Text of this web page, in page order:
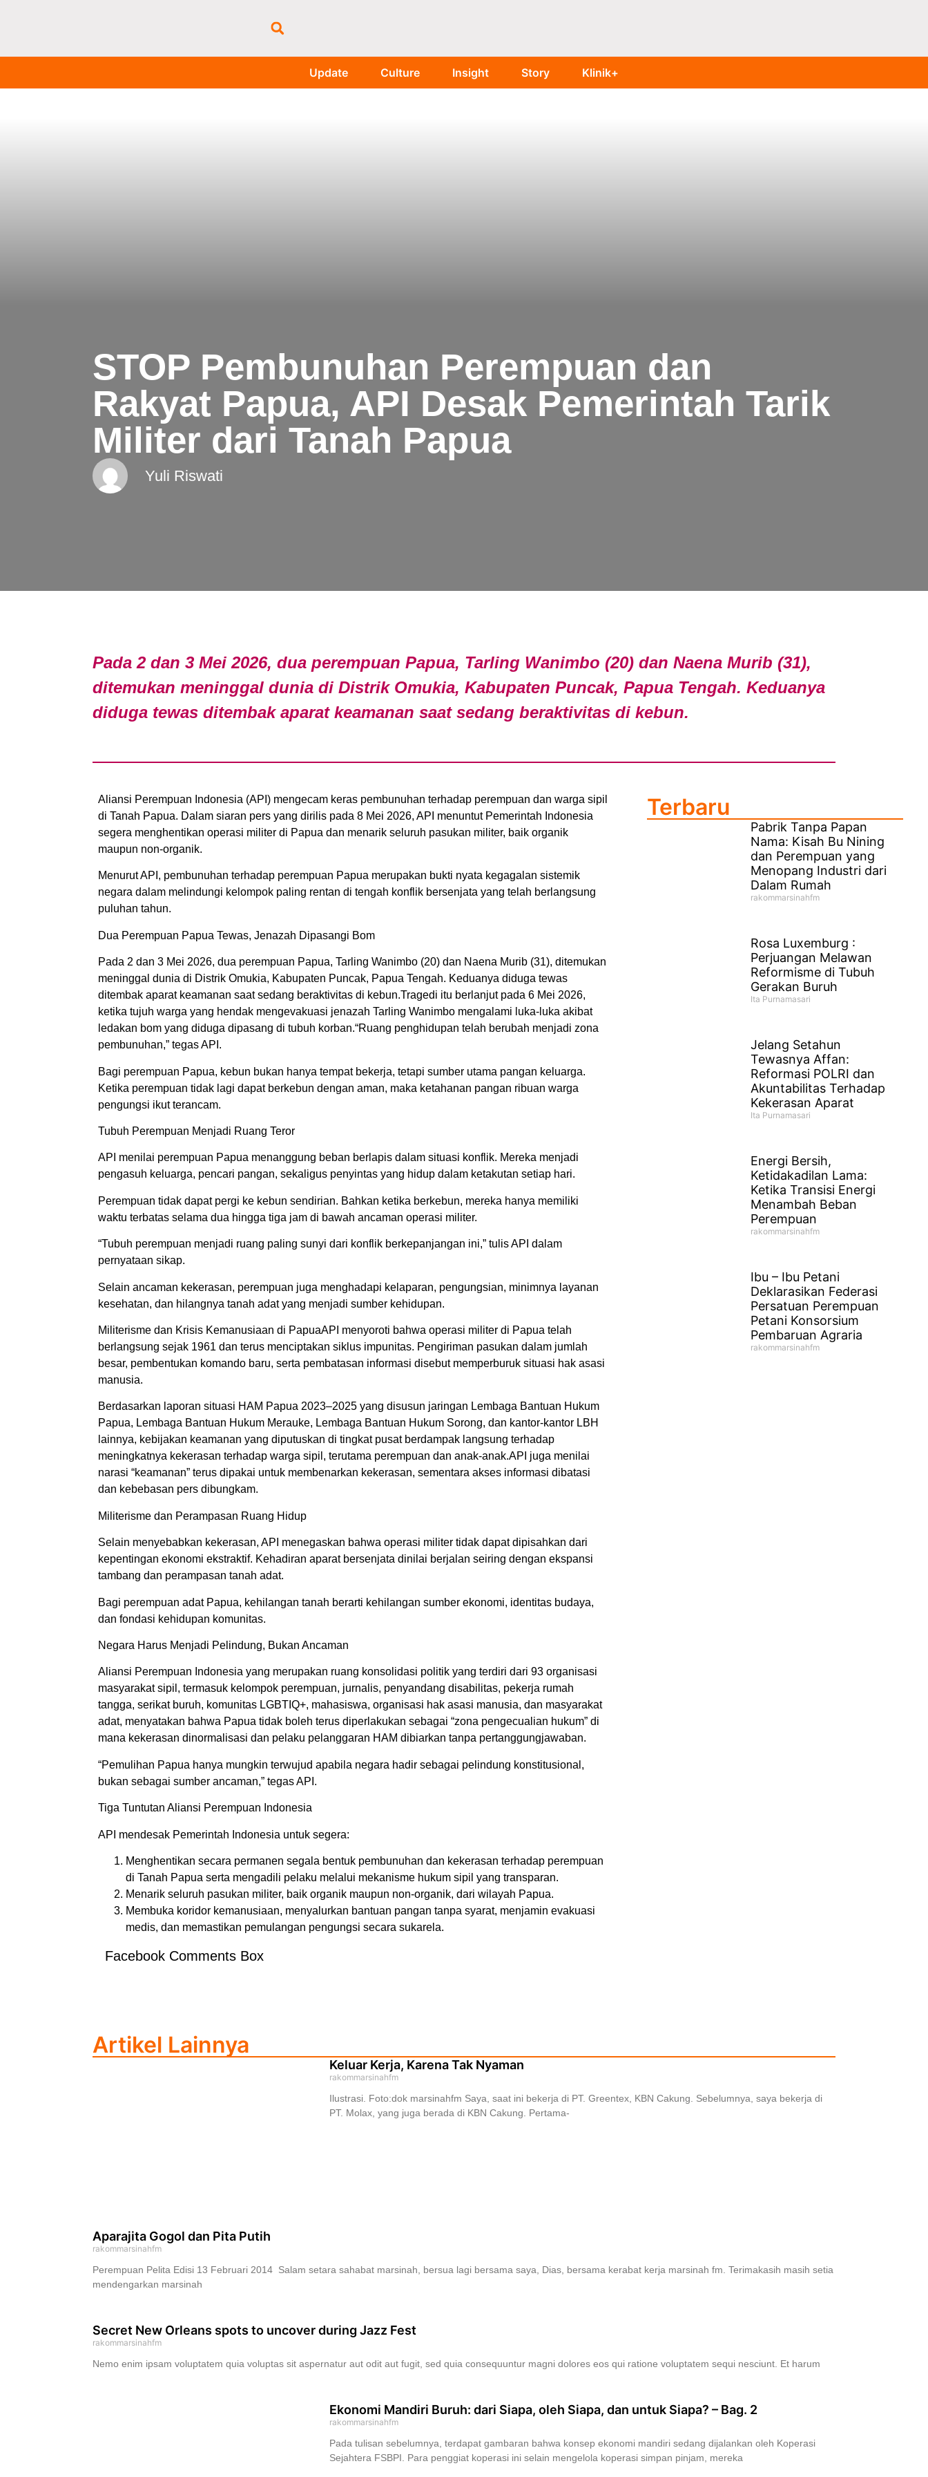
Update Culture Insight Story Klinik+
STOP Pembunuhan Perempuan dan
Rakyat Papua, API Desak Pemerintah Tarik
Militer dari Tanah Papua
Yuli Riswati
Pada 2 dan 3 Mei 2026, dua perempuan Papua, Tarling Wanimbo (20) dan Naena Murib (31),
ditemukan meninggal dunia di Distrik Omukia, Kabupaten Puncak, Papua Tengah. Keduanya
diduga tewas ditembak aparat keamanan saat sedang beraktivitas di kebun.
Aliansi Perempuan Indonesia (API) mengecam keras pembunuhan terhadap perempuan dan warga sipil
di Tanah Papua. Dalam siaran pers yang dirilis pada 8 Mei 2026, API menuntut Pemerintah Indonesia
segera menghentikan operasi militer di Papua dan menarik seluruh pasukan militer, baik organik
maupun non-organik.
Menurut API, pembunuhan terhadap perempuan Papua merupakan bukti nyata kegagalan sistemik
negara dalam melindungi kelompok paling rentan di tengah konflik bersenjata yang telah berlangsung
puluhan tahun.
Dua Perempuan Papua Tewas, Jenazah Dipasangi Bom
Pada 2 dan 3 Mei 2026, dua perempuan Papua, Tarling Wanimbo (20) dan Naena Murib (31), ditemukan
meninggal dunia di Distrik Omukia, Kabupaten Puncak, Papua Tengah. Keduanya diduga tewas
ditembak aparat keamanan saat sedang beraktivitas di kebun.Tragedi itu berlanjut pada 6 Mei 2026,
ketika tujuh warga yang hendak mengevakuasi jenazah Tarling Wanimbo mengalami luka-luka akibat
ledakan bom yang diduga dipasang di tubuh korban.“Ruang penghidupan telah berubah menjadi zona
pembunuhan,” tegas API.
Bagi perempuan Papua, kebun bukan hanya tempat bekerja, tetapi sumber utama pangan keluarga.
Ketika perempuan tidak lagi dapat berkebun dengan aman, maka ketahanan pangan ribuan warga
pengungsi ikut terancam.
Tubuh Perempuan Menjadi Ruang Teror
API menilai perempuan Papua menanggung beban berlapis dalam situasi konflik. Mereka menjadi
pengasuh keluarga, pencari pangan, sekaligus penyintas yang hidup dalam ketakutan setiap hari.
Perempuan tidak dapat pergi ke kebun sendirian. Bahkan ketika berkebun, mereka hanya memiliki
waktu terbatas selama dua hingga tiga jam di bawah ancaman operasi militer.
“Tubuh perempuan menjadi ruang paling sunyi dari konflik berkepanjangan ini,” tulis API dalam
pernyataan sikap.
Selain ancaman kekerasan, perempuan juga menghadapi kelaparan, pengungsian, minimnya layanan
kesehatan, dan hilangnya tanah adat yang menjadi sumber kehidupan.
Militerisme dan Krisis Kemanusiaan di PapuaAPI menyoroti bahwa operasi militer di Papua telah
berlangsung sejak 1961 dan terus menciptakan siklus impunitas. Pengiriman pasukan dalam jumlah
besar, pembentukan komando baru, serta pembatasan informasi disebut memperburuk situasi hak asasi
manusia.
Berdasarkan laporan situasi HAM Papua 2023–2025 yang disusun jaringan Lembaga Bantuan Hukum
Papua, Lembaga Bantuan Hukum Merauke, Lembaga Bantuan Hukum Sorong, dan kantor-kantor LBH
lainnya, kebijakan keamanan yang diputuskan di tingkat pusat berdampak langsung terhadap
meningkatnya kekerasan terhadap warga sipil, terutama perempuan dan anak-anak.API juga menilai
narasi “keamanan” terus dipakai untuk membenarkan kekerasan, sementara akses informasi dibatasi
dan kebebasan pers dibungkam.
Militerisme dan Perampasan Ruang Hidup
Selain menyebabkan kekerasan, API menegaskan bahwa operasi militer tidak dapat dipisahkan dari
kepentingan ekonomi ekstraktif. Kehadiran aparat bersenjata dinilai berjalan seiring dengan ekspansi
tambang dan perampasan tanah adat.
Bagi perempuan adat Papua, kehilangan tanah berarti kehilangan sumber ekonomi, identitas budaya,
dan fondasi kehidupan komunitas.
Negara Harus Menjadi Pelindung, Bukan Ancaman
Aliansi Perempuan Indonesia yang merupakan ruang konsolidasi politik yang terdiri dari 93 organisasi
masyarakat sipil, termasuk kelompok perempuan, jurnalis, penyandang disabilitas, pekerja rumah
tangga, serikat buruh, komunitas LGBTIQ+, mahasiswa, organisasi hak asasi manusia, dan masyarakat
adat, menyatakan bahwa Papua tidak boleh terus diperlakukan sebagai “zona pengecualian hukum” di
mana kekerasan dinormalisasi dan pelaku pelanggaran HAM dibiarkan tanpa pertanggungjawaban.
“Pemulihan Papua hanya mungkin terwujud apabila negara hadir sebagai pelindung konstitusional,
bukan sebagai sumber ancaman,” tegas API.
Tiga Tuntutan Aliansi Perempuan Indonesia
API mendesak Pemerintah Indonesia untuk segera:
Menghentikan secara permanen segala bentuk pembunuhan dan kekerasan terhadap perempuan
di Tanah Papua serta mengadili pelaku melalui mekanisme hukum sipil yang transparan.
Menarik seluruh pasukan militer, baik organik maupun non-organik, dari wilayah Papua.
Membuka koridor kemanusiaan, menyalurkan bantuan pangan tanpa syarat, menjamin evakuasi
medis, dan memastikan pemulangan pengungsi secara sukarela.
Facebook Comments Box
Terbaru
Pabrik Tanpa Papan
Nama: Kisah Bu Nining
dan Perempuan yang
Menopang Industri dari
Dalam Rumah
rakommarsinahfm
Rosa Luxemburg :
Perjuangan Melawan
Reformisme di Tubuh
Gerakan Buruh
Ita Purnamasari
Jelang Setahun
Tewasnya Affan:
Reformasi POLRI dan
Akuntabilitas Terhadap
Kekerasan Aparat
Ita Purnamasari
Energi Bersih,
Ketidakadilan Lama:
Ketika Transisi Energi
Menambah Beban
Perempuan
rakommarsinahfm
Ibu – Ibu Petani
Deklarasikan Federasi
Persatuan Perempuan
Petani Konsorsium
Pembaruan Agraria
rakommarsinahfm
Artikel Lainnya
Keluar Kerja, Karena Tak Nyaman
rakommarsinahfm
Ilustrasi. Foto:dok marsinahfm Saya, saat ini bekerja di PT. Greentex, KBN Cakung. Sebelumnya, saya bekerja di
PT. Molax, yang juga berada di KBN Cakung. Pertama-
Aparajita Gogol dan Pita Putih
rakommarsinahfm
Perempuan Pelita Edisi 13 Februari 2014 Salam setara sahabat marsinah, bersua lagi bersama saya, Dias, bersama kerabat kerja marsinah fm. Terimakasih masih setia
mendengarkan marsinah
Secret New Orleans spots to uncover during Jazz Fest
rakommarsinahfm
Nemo enim ipsam voluptatem quia voluptas sit aspernatur aut odit aut fugit, sed quia consequuntur magni dolores eos qui ratione voluptatem sequi nesciunt. Et harum
Ekonomi Mandiri Buruh: dari Siapa, oleh Siapa, dan untuk Siapa? – Bag. 2
rakommarsinahfm
Pada tulisan sebelumnya, terdapat gambaran bahwa konsep ekonomi mandiri sedang dijalankan oleh Koperasi
Sejahtera FSBPI. Para penggiat koperasi ini selain mengelola koperasi simpan pinjam, mereka